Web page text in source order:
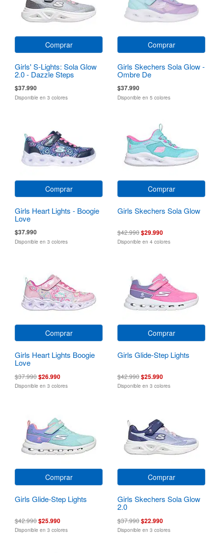
Comprar
Girls' S-Lights: Sola Glow
2.0 - Dazzle Steps
$37.990
Disponible en 3 colores
Comprar
Girls Skechers Sola Glow -
Ombre De
$37.990
Disponible en 5 colores
Comprar
Girls Heart Lights - Boogie
Love
$37.990
Disponible en 3 colores
Comprar
Girls Skechers Sola Glow
$42.990$29.990
Disponible en 4 colores
Comprar
Girls Heart Lights Boogie
Love
$37.990$26.990
Disponible en 3 colores
Comprar
Girls Glide-Step Lights
$42.990$25.990
Disponible en 3 colores
Comprar
Girls Glide-Step Lights
$42.990$25.990
Disponible en 3 colores
Comprar
Girls Skechers Sola Glow
2.0
$37.990$22.990
Disponible en 3 colores